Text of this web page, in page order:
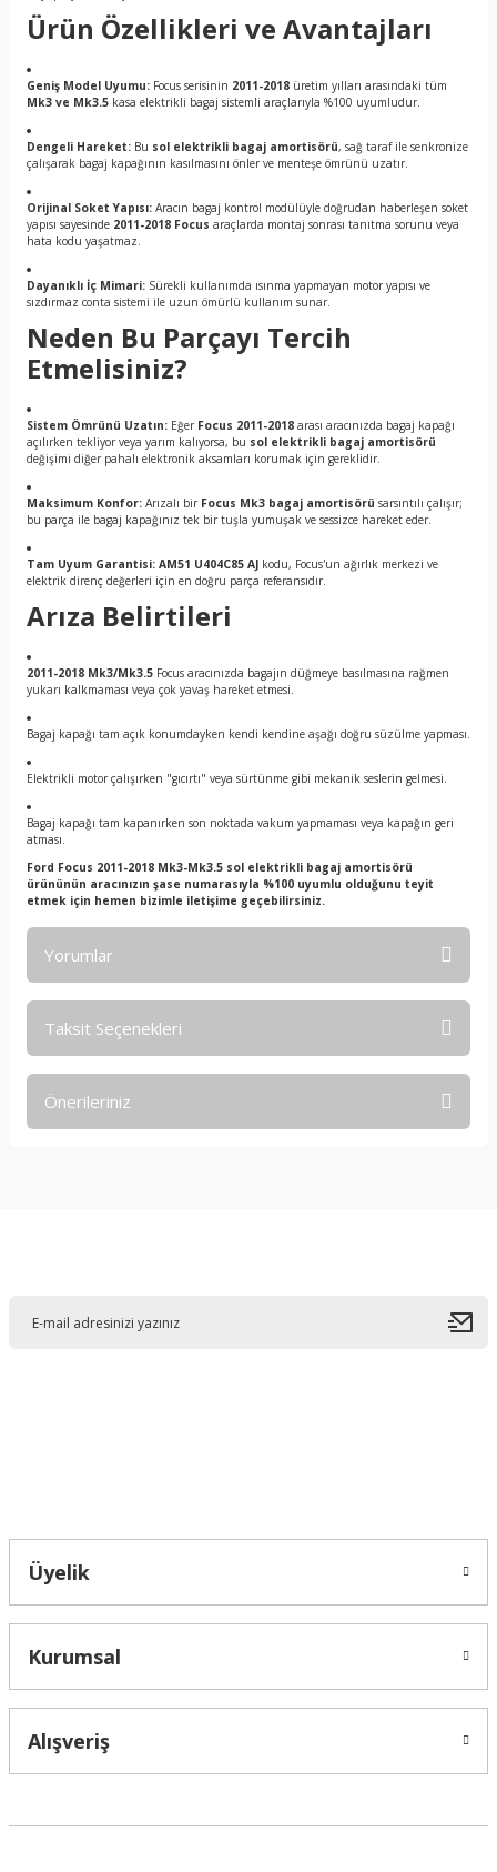
Ürün Özellikleri ve Avantajları
Geniş Model Uyumu: Focus serisinin 2011-2018 üretim yılları arasındaki tüm
Mk3 ve Mk3.5 kasa elektrikli bagaj sistemli araçlarıyla %100 uyumludur.
Dengeli Hareket: Bu sol elektrikli bagaj amortisörü, sağ taraf ile senkronize
çalışarak bagaj kapağının kasılmasını önler ve menteşe ömrünü uzatır.
Orijinal Soket Yapısı: Aracın bagaj kontrol modülüyle doğrudan haberleşen soket
yapısı sayesinde 2011-2018 Focus araçlarda montaj sonrası tanıtma sorunu veya
hata kodu yaşatmaz.
Dayanıklı İç Mimari: Sürekli kullanımda ısınma yapmayan motor yapısı ve
sızdırmaz conta sistemi ile uzun ömürlü kullanım sunar.
Neden Bu Parçayı Tercih
Etmelisiniz?
Sistem Ömrünü Uzatın: Eğer Focus 2011-2018 arası aracınızda bagaj kapağı
açılırken tekliyor veya yarım kalıyorsa, bu sol elektrikli bagaj amortisörü
değişimi diğer pahalı elektronik aksamları korumak için gereklidir.
Maksimum Konfor: Arızalı bir Focus Mk3 bagaj amortisörü sarsıntılı çalışır;
bu parça ile bagaj kapağınız tek bir tuşla yumuşak ve sessizce hareket eder.
Tam Uyum Garantisi: AM51 U404C85 AJ kodu, Focus'un ağırlık merkezi ve
elektrik direnç değerleri için en doğru parça referansıdır.
Arıza Belirtileri
2011-2018 Mk3/Mk3.5 Focus aracınızda bagajın düğmeye basılmasına rağmen
yukarı kalkmaması veya çok yavaş hareket etmesi.
Bagaj kapağı tam açık konumdayken kendi kendine aşağı doğru süzülme yapması.
Elektrikli motor çalışırken "gıcırtı" veya sürtünme gibi mekanik seslerin gelmesi.
Bagaj kapağı tam kapanırken son noktada vakum yapmaması veya kapağın geri
atması.
Ford Focus 2011-2018 Mk3-Mk3.5 sol elektrikli bagaj amortisörü
ürününün aracınızın şase numarasıyla %100 uyumlu olduğunu teyit
etmek için hemen bizimle iletişime geçebilirsiniz.
Yorumlar
Taksit Seçenekleri
Önerileriniz
Üyelik
Kurumsal
Alışveriş